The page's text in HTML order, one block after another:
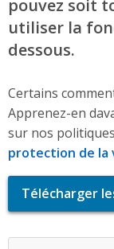
pouvez soit
utiliser la
dessous.
Certains
Apprenez-en
sur nos
protection de la
Télécharger